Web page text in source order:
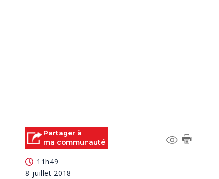
Partager à
ma communauté
11h49
8 juillet 2018